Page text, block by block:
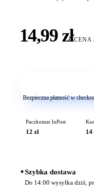
14,99 złCENA
Bezpieczna płatność w
Paczkomat InPost
12 zł 14
✦Szybka dostawa
Do 14:00 wysyłka dziś;